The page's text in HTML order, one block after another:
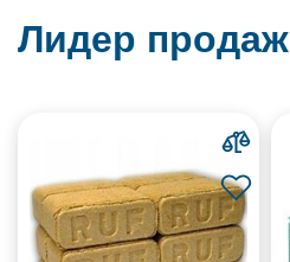
Лидер продаж